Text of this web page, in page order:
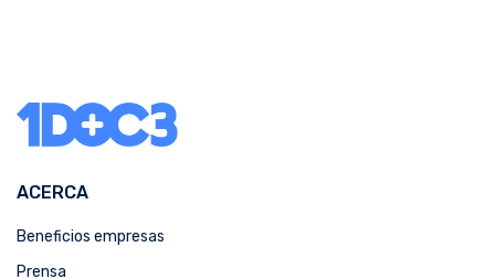
ACERCA
Beneficios empresas
Prensa